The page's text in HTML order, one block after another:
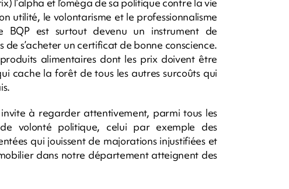
utilité, le volontarisme et le professionnalisme
est surtout devenu un instrument de
s’acheter un certificat de bonne conscience.
alimentaires dont les prix doivent être
cache la forêt de tous les autres surcoûts qui
à regarder attentivement, parmi tous les
volonté politique, celui par exemple des
qui jouissent de majorations injustifiées et
dans notre département atteignent des